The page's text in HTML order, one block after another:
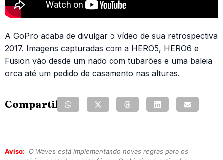
A GoPro acaba de divulgar o vídeo de sua retrospectiva
2017. Imagens capturadas com a HERO5, HERO6 e
Fusion vão desde um nado com tubarões e uma baleia
orca até um pedido de casamento nas alturas.
Compartilhe:
Aviso:
O Waves está implementando novas regras para os